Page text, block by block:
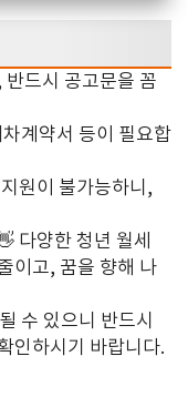
반드시 공고문을 꼼
계약서 등이 필요합
원이 불가능하니 ,
다양한 청년 월세
이고, 꿈을 향해 나
수 있으니 반드시
인하시기 바랍니다.